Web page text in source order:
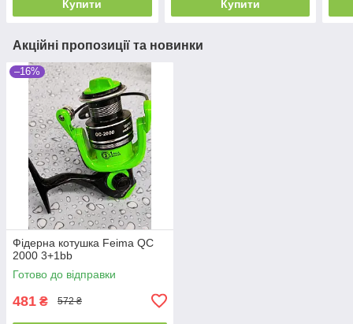
Купити Купити
Акційні пропозиції та новинки
–16%
Фідерна котушка Feima QC
2000 3+1bb
Готово до відправки
481 ₴ 572 ₴